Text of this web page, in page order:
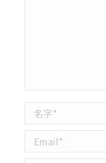
名字 *
Email *